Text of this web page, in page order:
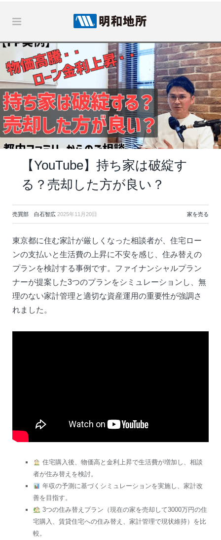
【YouTube】持ち家は破綻す
る？売却した方が良い？
売買部 白石智広 2025年11月20日 家を売る
東京都に住む家計が厳しくなった相談者が、住宅ロー
ンの支払いと生活費の上昇に不安を感じ、住み替えの
プランを検討する事例です。ファイナンシャルプラン
ナーが提案した3つのプランをシミュレーションし、無
理のない家計管理と適切な資産運用の重要性が強調さ
れました。
住宅購入後、物価高と金利上昇で生活費が増加し、相談
者が住み替えを検討。
年収の予測に基づくシミュレーションを実施し、家計改
善を目指す。
3つの住み替えプラン（現在の家を売却して3000万円の住
宅購入、賃貸住宅への住み替え、家計管理で現状維持）を比
較。